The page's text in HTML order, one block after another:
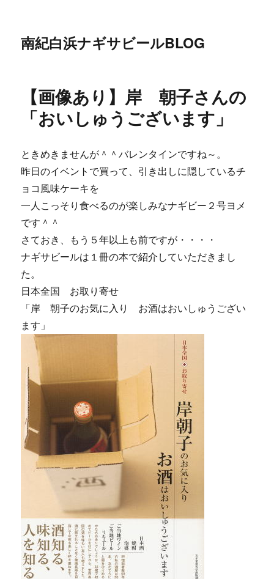
南紀白浜ナギサビールBLOG
【画像あり】岸 朝子さんの
「おいしゅうございます」
ときめきませんが＾＾バレンタインですね～。
昨日のイベントで買って、引き出しに隠しているチ
ョコ風味ケーキを
一人こっそり食べるのが楽しみなナギビー２号ヨメ
です＾＾
さておき、もう５年以上も前ですが・・・・
ナギサビールは１冊の本で紹介していただきまし
た。
日本全国 お取り寄せ
「岸 朝子のお気に入り お酒はおいしゅうござい
ます」